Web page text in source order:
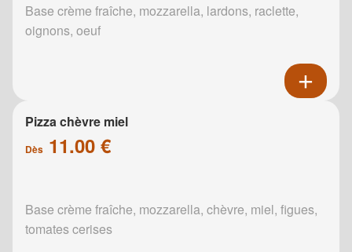
Base crème fraîche, mozzarella, lardons, raclette,
oignons, oeuf
Pizza chèvre miel
Dès 11.00 €
Base crème fraîche, mozzarella, chèvre, miel, figues,
tomates cerises